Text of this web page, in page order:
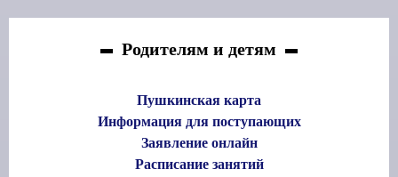
Родителям и детям
Пушкинская карта
Информация для поступающих
Заявление онлайн
Расписание занятий